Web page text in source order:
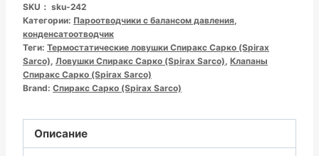
力
平
衡
式
热
蒸
SKU： sku-242
Категории: Пароотводчики с балансом давления
конденсатоотводчик
Теги: Термостатические ловушки Спиракс Сарко (Spirax
Sarco) Ловушки Спиракс Сарко (Spirax Sarco) Клапаны
Спиракс Сарко (Spirax Sarco)
Brand: Спиракс Сарко (Spirax Sarco)
Описание